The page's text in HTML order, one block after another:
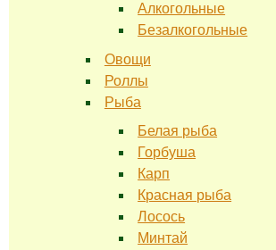
Алкогольные
Безалкогольные
Овощи
Роллы
Рыба
Белая рыба
Горбуша
Карп
Красная рыба
Лосось
Минтай